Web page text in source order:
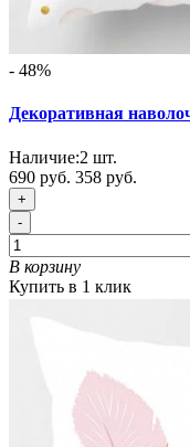
- 48%
Декоративная
Наличие:2 шт.
690 руб. 358 руб.
+
-
В корзину
Купить в 1 клик